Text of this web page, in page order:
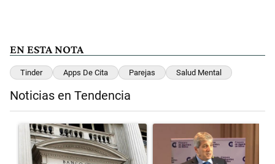
EN ESTA NOTA
Tinder Apps De Cita Parejas Salud Mental
Noticias en Tendencia
Un artículo de tendencia con el título "Las reservas del Banco
Un artículo de tendencia con el